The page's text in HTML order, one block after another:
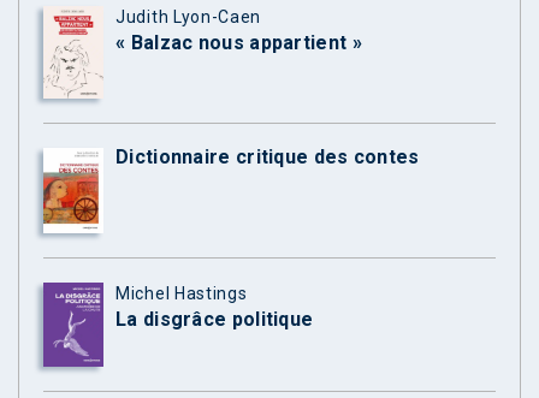
Judith Lyon-Caen
« Balzac nous appartient »
Dictionnaire critique des contes
Michel Hastings
La disgrâce politique